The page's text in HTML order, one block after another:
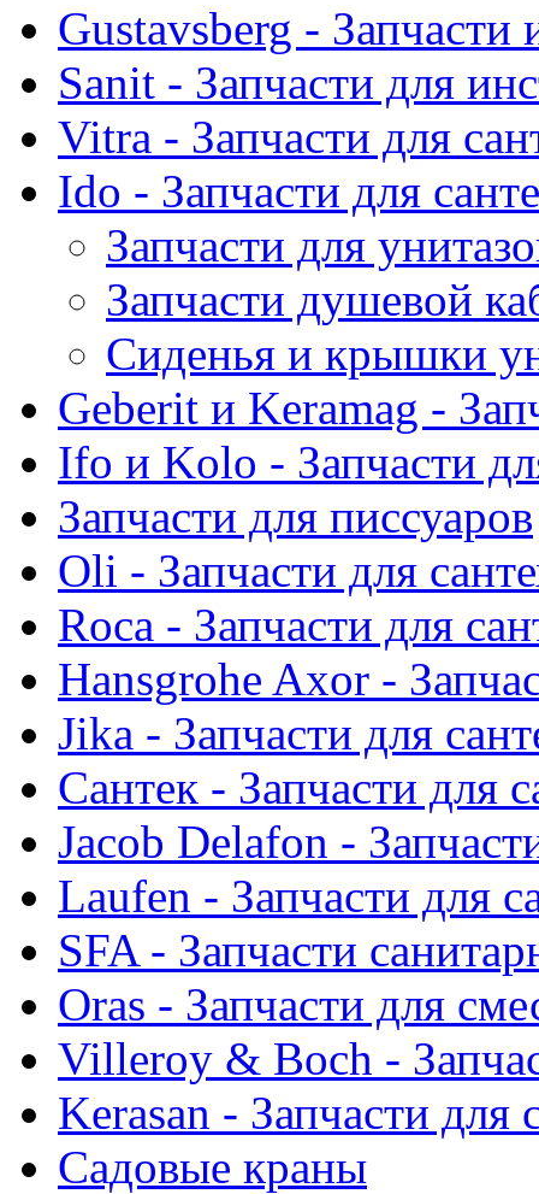
Gustavsberg - Запчасти
Sanit - Запчасти для
Vitra - Запчасти для
Ido - Запчасти для
Запчасти для
Запчасти душевой
Сиденья и крышки
Geberit и Keramag -
Ifo и Kolo - Запчасти
Запчасти для писсуаров
Oli - Запчасти для
Roca - Запчасти для
Hansgrohe Axor -
Jika - Запчасти для
Сантек - Запчасти для
Jacob Delafon -
Laufen - Запчасти для
SFA - Запчасти
Oras - Запчасти для
Villeroy & Boch -
Kerasan - Запчасти для
Садовые краны